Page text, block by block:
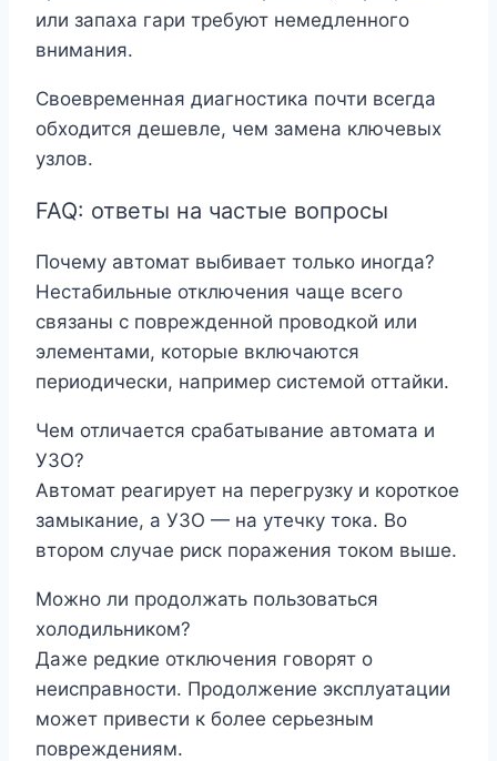
или запаха гари требуют немедленного
внимания.
Своевременная диагностика почти всегда
обходится дешевле, чем замена ключевых
узлов.
FAQ: ответы на частые вопросы
Почему автомат выбивает только иногда?
Нестабильные отключения чаще всего
связаны с поврежденной проводкой или
элементами, которые включаются
периодически, например системой оттайки.
Чем отличается срабатывание автомата и
УЗО?
Автомат реагирует на перегрузку и короткое
замыкание, а УЗО — на утечку тока. Во
втором случае риск поражения током выше.
Можно ли продолжать пользоваться
холодильником?
Даже редкие отключения говорят о
неисправности. Продолжение эксплуатации
может привести к более серьезным
повреждениям.